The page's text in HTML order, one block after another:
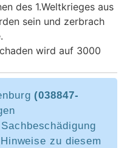
des 1.Weltkrieges aus
sein und zerbrach
wird auf 3000
(038847-
zu diesem